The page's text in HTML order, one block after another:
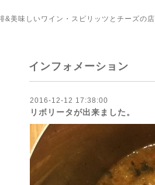
&美味しいワイン・スピリッツとチーズの店
インフォメーション
2016-12-12 17:38:00
リボリータが出来ました。